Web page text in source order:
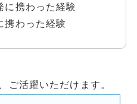
に携わった経験
携わった経験
ご活躍いただけます。